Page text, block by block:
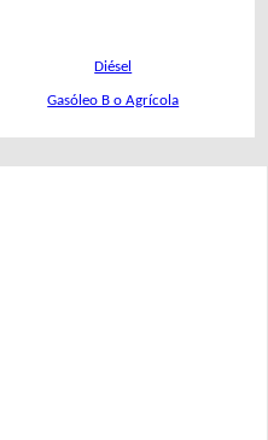
Diésel
Gasóleo B o Agrícola